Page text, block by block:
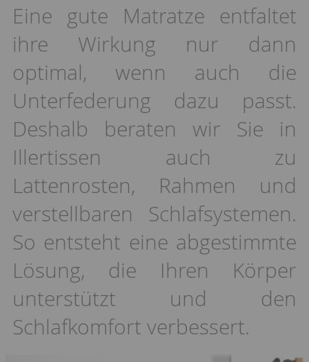
Eine gute Matratze entfaltet
ihre Wirkung nur dann
optimal, wenn auch die
Unterfederung dazu passt.
Deshalb beraten wir Sie in
Illertissen auch zu
Lattenrosten, Rahmen und
verstellbaren Schlafsystemen.
So entsteht eine abgestimmte
Lösung, die Ihren Körper
unterstützt und den
Schlafkomfort verbessert.